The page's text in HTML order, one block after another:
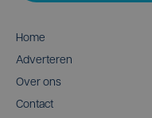
Home
Adverteren
Over ons
Contact